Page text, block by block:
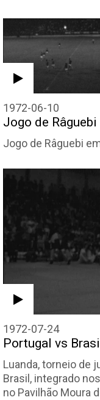
1972-06-10
Jogo de Râguebi
Jogo de Râguebi
1972-07-24
Portugal vs
Luanda, torneio de
Brasil, integrado
no Pavilhão Moura